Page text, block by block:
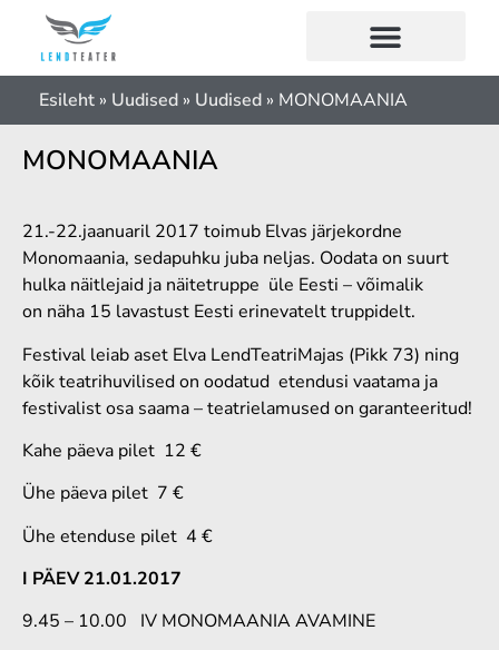
Esileht » Uudised » Uudised » MONOMAANIA
MONOMAANIA
21.-22.jaanuaril 2017 toimub Elvas järjekordne
Monomaania, sedapuhku juba neljas. Oodata on suurt
hulka näitlejaid ja näitetruppe üle Eesti – võimalik
on näha 15 lavastust Eesti erinevatelt truppidelt.
Festival leiab aset Elva LendTeatriMajas (Pikk 73) ning
kõik teatrihuvilised on oodatud etendusi vaatama ja
festivalist osa saama – teatrielamused on garanteeritud!
Kahe päeva pilet 12 €
Ühe päeva pilet 7 €
Ühe etenduse pilet 4 €
I PÄEV 21.01.2017
9.45 – 10.00 IV MONOMAANIA AVAMINE